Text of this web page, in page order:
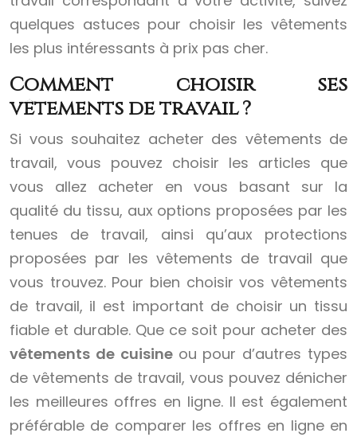
quelques astuces pour choisir les vêtements
les plus intéressants à prix pas cher.
Comment choisir ses
vêtements de travail ?
Si vous souhaitez acheter des vêtements de
travail, vous pouvez choisir les articles que
vous allez acheter en vous basant sur la
qualité du tissu, aux options proposées par les
tenues de travail, ainsi qu’aux protections
proposées par les vêtements de travail que
vous trouvez. Pour bien choisir vos vêtements
de travail, il est important de choisir un tissu
fiable et durable. Que ce soit pour acheter des
vêtements de cuisine ou pour d’autres types
de vêtements de travail, vous pouvez dénicher
les meilleures offres en ligne. Il est également
préférable de comparer les offres en ligne en